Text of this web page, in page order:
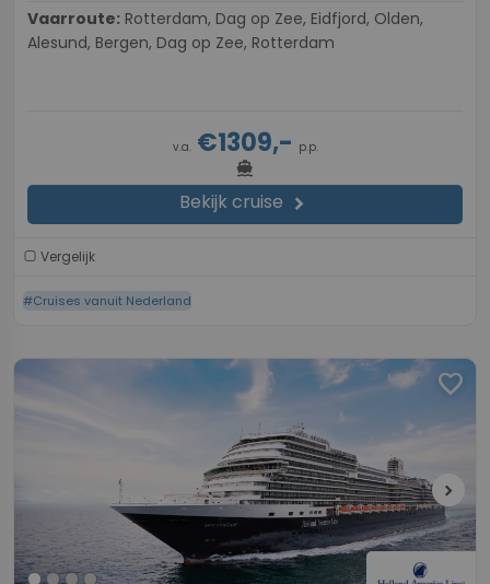
Vaarroute:
Alesund, Bergen, Dag op Zee, Rotterdam
v.a.€1309,- p.p.
directions_boat
Bekijk cruise chevron_right
Vergelijk
#Cruises vanuit Nederland
favorite
chevron_right